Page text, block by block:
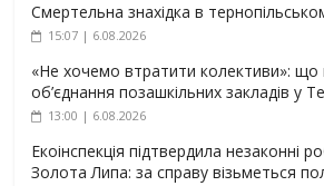
Смертельна знахідка в
15:07 | 6.08.2026
«Не хочемо втратити колективи»: що
об’єднання позашкільних закладів у
13:00 | 6.08.2026
Екоінспекція підтвердила незаконні
Золота Липа: за справу візьметься